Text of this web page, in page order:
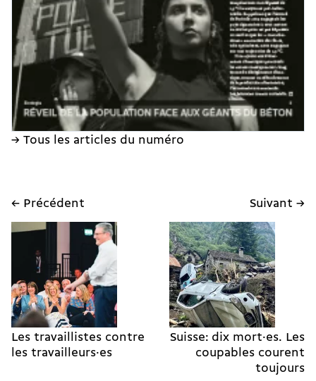
→ Tous les articles du numéro
← Précédent
Les travaillistes contre
les travailleurs·es
Suivant →
Suisse: dix mort·es. Les
coupables courent
toujours